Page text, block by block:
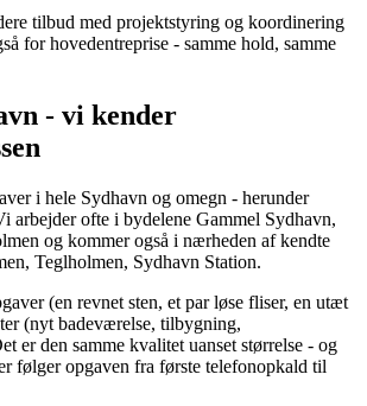
tilbud med projektstyring og koordinering
for hovedentreprise - samme hold, samme
- vi kender
i hele Sydhavn og omegn - herunder
arbejder ofte i bydelene Gammel Sydhavn,
og kommer også i nærheden af kendte
Teglholmen, Sydhavn Station.
(en revnet sten, et par løse fliser, en utæt
(nyt badeværelse, tilbygning,
er den samme kvalitet uanset størrelse - og
følger opgaven fra første telefonopkald til